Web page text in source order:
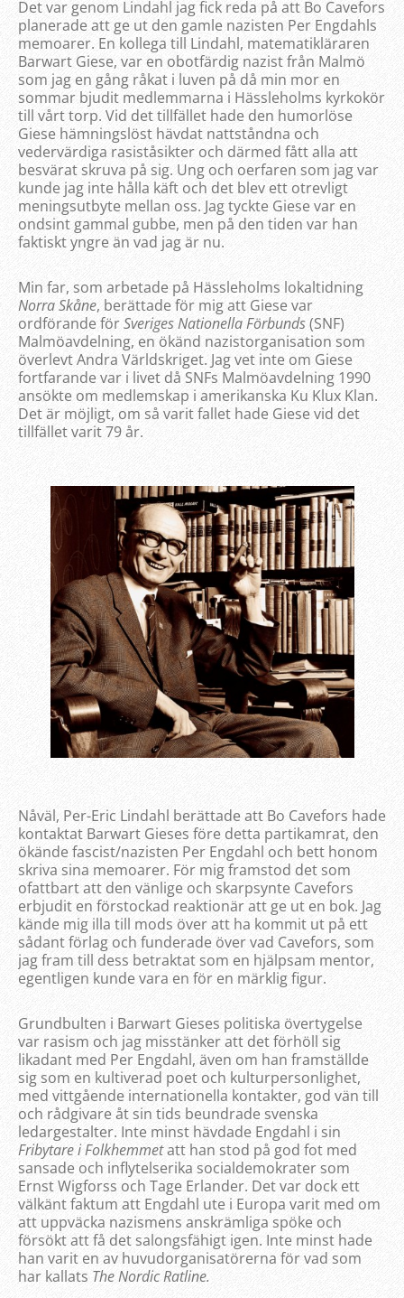
Det var genom Lindahl jag fick reda på att Bo Cavefors
planerade att ge ut den gamle nazisten Per Engdahls
memoarer. En kollega till Lindahl, matematikläraren
Barwart Giese, var en obotfärdig nazist från Malmö
som jag en gång råkat i luven på då min mor en
sommar bjudit medlemmarna i Hässleholms kyrkokör
till vårt torp. Vid det tillfället hade den humorlöse
Giese hämningslöst hävdat nattståndna och
vedervärdiga rasiståsikter och därmed fått alla att
besvärat skruva på sig. Ung och oerfaren som jag var
kunde jag inte hålla käft och det blev ett otrevligt
meningsutbyte mellan oss. Jag tyckte Giese var en
ondsint gammal gubbe, men på den tiden var han
faktiskt yngre än vad jag är nu.
Min far, som arbetade på Hässleholms lokaltidning
Norra Skåne, berättade för mig att Giese var
ordförande förSveriges Nationella Förbunds(SNF)
Malmöavdelning, en ökänd nazistorganisation som
överlevt Andra Världskriget. Jag vet inte om Giese
fortfarande var i livet då SNFs Malmöavdelning 1990
ansökte om medlemskap i amerikanska Ku Klux Klan.
Det är möjligt, om så varit fallet hade Giese vid det
tillfället varit 79 år.
Nåväl, Per-Eric Lindahl berättade att Bo Cavefors hade
kontaktat Barwart Gieses före detta partikamrat, den
ökände fascist/nazisten Per Engdahl och bett honom
skriva sina memoarer. För mig framstod det som
ofattbart att den vänlige och skarpsynte Cavefors
erbjudit en förstockad reaktionär att ge ut en bok. Jag
kände mig illa till mods över att ha kommit ut på ett
sådant förlag och funderade över vad Cavefors, som
jag fram till dess betraktat som en hjälpsam mentor,
egentligen kunde vara en för en märklig figur.
Grundbulten i Barwart Gieses politiska övertygelse
var rasism och jag misstänker att det förhöll sig
likadant med Per Engdahl, även om han framställde
sig som en kultiverad poet och kulturpersonlighet,
med vittgående internationella kontakter, god vän till
och rådgivare åt sin tids beundrade svenska
ledargestalter. Inte minst hävdade Engdahl i sin
Fribytare i Folkhemmetatt han stod på god fot med
sansade och inflytelserika socialdemokrater som
Ernst Wigforss och Tage Erlander. Det var dock ett
välkänt faktum att Engdahl ute i Europa varit med om
att uppväcka nazismens anskrämliga spöke och
försökt att få det salongsfähigt igen. Inte minst hade
han varit en av huvudorganisatörerna för vad som
har kallats The Nordic Ratline.